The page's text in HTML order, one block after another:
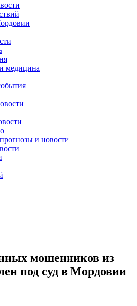
медицина
и новости
мошенников из
под суд в Мордовии